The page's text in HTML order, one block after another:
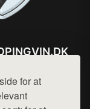
for at